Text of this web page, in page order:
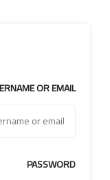
OR EMAIL
PASSWORD